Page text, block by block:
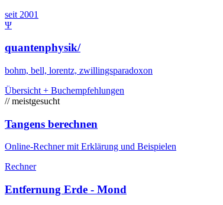
seit 2001
Ψ
quantenphysik/
bohm, bell, lorentz, zwillingsparadoxon
Übersicht + Buchempfehlungen
// meistgesucht
Tangens berechnen
Online-Rechner mit Erklärung und Beispielen
Rechner
Entfernung Erde - Mond